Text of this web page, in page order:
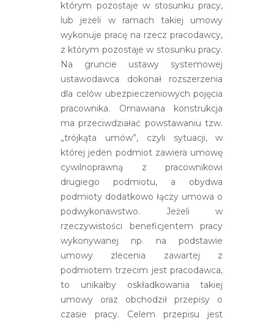
którym pozostaje w stosunku pracy,
lub jeżeli w ramach takiej umowy
wykonuje pracę na rzecz pracodawcy,
z którym pozostaje w stosunku pracy.
Na gruncie ustawy systemowej
ustawodawca dokonał rozszerzenia
dla celów ubezpieczeniowych pojęcia
pracownika. Omawiana konstrukcja
ma przeciwdziałać powstawaniu tzw.
„trójkąta umów”, czyli sytuacji, w
której jeden podmiot zawiera umowę
cywilnoprawną z pracownikowi
drugiego podmiotu, a obydwa
podmioty dodatkowo łączy umowa o
podwykonawstwo. Jeżeli w
rzeczywistości beneficjentem pracy
wykonywanej np. na podstawie
umowy zlecenia zawartej z
podmiotem trzecim jest pracodawca,
to unikałby oskładkowania takiej
umowy oraz obchodził przepisy o
czasie pracy. Celem przepisu jest